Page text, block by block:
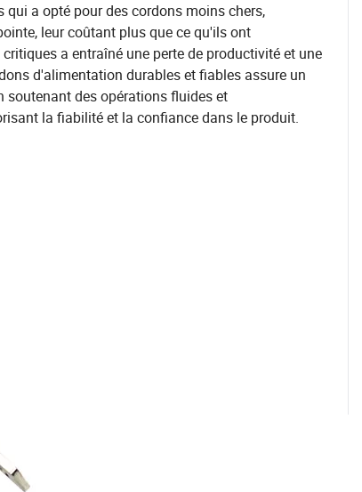
a opté pour des cordons moins chers,
leur coûtant plus que ce qu'ils ont
a entraîné une perte de productivité et une
d'alimentation durables et fiables assure un
soutenant des opérations fluides et
la fiabilité et la confiance dans le produit.